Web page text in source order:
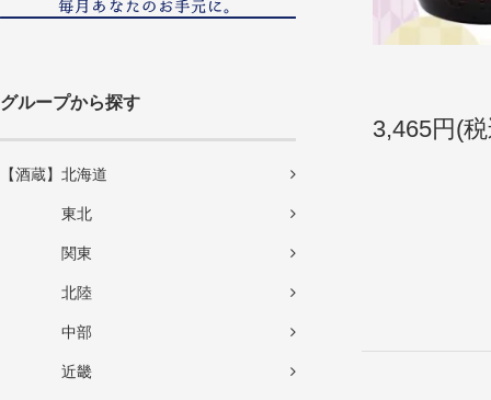
グループから探す
【酒蔵】北海道
東北
関東
北陸
中部
近畿
3,465円(